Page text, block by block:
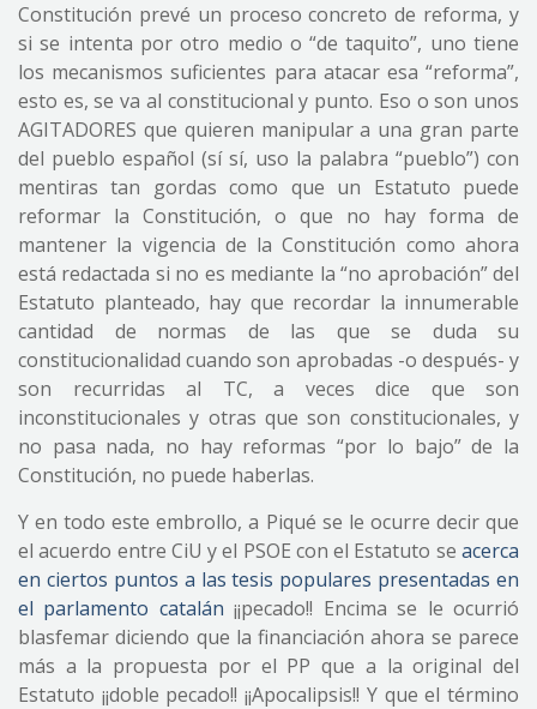
Constitución prevé un proceso concreto de reforma, y
si se intenta por otro medio o “de taquito”, uno tiene
los mecanismos suficientes para atacar esa “reforma”,
esto es, se va al constitucional y punto. Eso o son unos
AGITADORES que quieren manipular a una gran parte
del pueblo español (sí sí, uso la palabra “pueblo”) con
mentiras tan gordas como que un Estatuto puede
reformar la Constitución, o que no hay forma de
mantener la vigencia de la Constitución como ahora
está redactada si no es mediante la “no aprobación” del
Estatuto planteado, hay que recordar la innumerable
cantidad de normas de las que se duda su
constitucionalidad cuando son aprobadas -o después- y
son recurridas al TC, a veces dice que son
inconstitucionales y otras que son constitucionales, y
no pasa nada, no hay reformas “por lo bajo” de la
Constitución, no puede haberlas.
Y en todo este embrollo, a Piqué se le ocurre decir que
el acuerdo entre CiU y el PSOE con el Estatuto se acerca
en ciertos puntos a las tesis populares presentadas en
el parlamento catalán ¡¡pecado!! Encima se le ocurrió
blasfemar diciendo que la financiación ahora se parece
más a la propuesta por el PP que a la original del
Estatuto ¡¡doble pecado!! ¡¡Apocalipsis!! Y que el término